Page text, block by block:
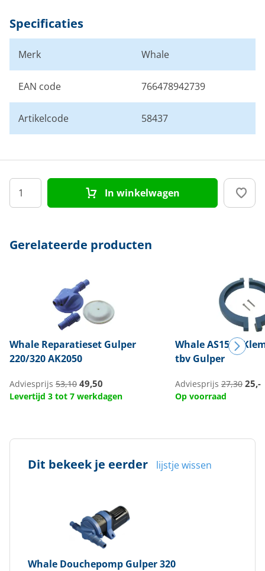
Specificaties
Merk Whale
EAN code 766478942739
Artikelcode 58437
In winkelwagen
Gerelateerde producten
Whale Reparatieset Gulper
220/320 AK2050
Adviesprijs 53,10 49,50
Levertijd 3 tot 7 werkdagen
WhaleAS1562
tbv Gulper
Adviesprijs 27,30 25,-
Op voorraad
Dit bekeek je eerder lijstje wissen
Whale Douchepomp Gulper 320